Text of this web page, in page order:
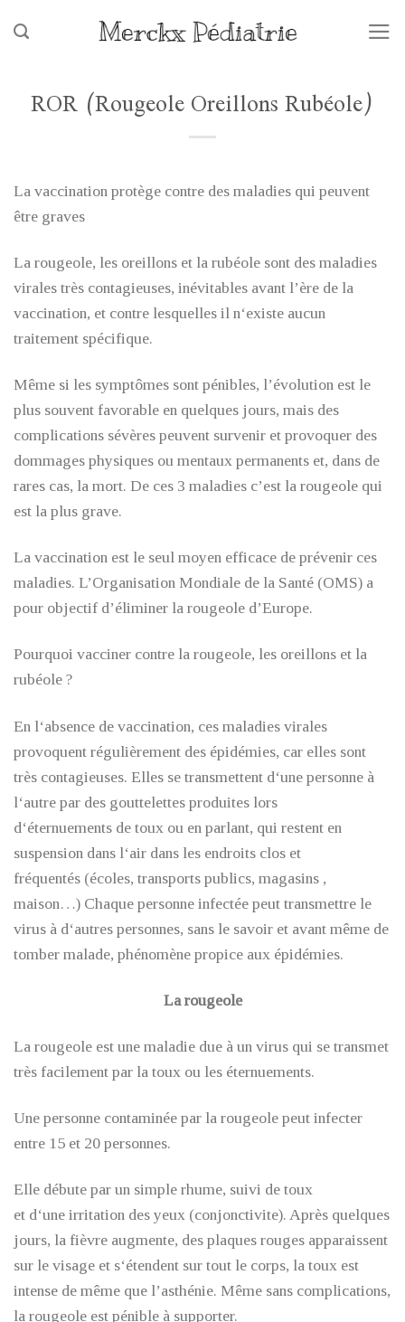
ROR (Rougeole Oreillons Rubéole)
La vaccination protège contre des maladies qui peuvent
être graves
La rougeole, les oreillons et la rubéole sont des maladies
virales très contagieuses, inévitables avant l’ère de la
vaccination, et contre lesquelles il n‘existe aucun
traitement spécifique.
Même si les symptômes sont pénibles, l’évolution est le
plus souvent favorable en quelques jours, mais des
complications sévères peuvent survenir et provoquer des
dommages physiques ou mentaux permanents et, dans de
rares cas, la mort. De ces 3 maladies c’est la rougeole qui
est la plus grave.
La vaccination est le seul moyen efficace de prévenir ces
maladies. L’Organisation Mondiale de la Santé (OMS) a
pour objectif d’éliminer la rougeole d’Europe.
Pourquoi vacciner contre la rougeole, les oreillons et la
rubéole ?
En l‘absence de vaccination, ces maladies virales
provoquent régulièrement des épidémies, car elles sont
très contagieuses. Elles se transmettent d‘une personne à
l‘autre par des gouttelettes produites lors
d‘éternuements de toux ou en parlant, qui restent en
suspension dans l‘air dans les endroits clos et
fréquentés (écoles, transports publics, magasins ,
maison…) Chaque personne infectée peut transmettre le
virus à d‘autres personnes, sans le savoir et avant même de
tomber malade, phénomène propice aux épidémies.
La rougeole
La rougeole est une maladie due à un virus qui se transmet
très facilement par la toux ou les éternuements.
Une personne contaminée par la rougeole peut infecter
entre 15 et 20 personnes.
Elle débute par un simple rhume, suivi de toux
et d‘une irritation des yeux (conjonctivite). Après quelques
jours, la fièvre augmente, des plaques rouges apparaissent
sur le visage et s‘étendent sur tout le corps, la toux est
intense de même que l’asthénie. Même sans complications,
la rougeole est pénible à supporter.